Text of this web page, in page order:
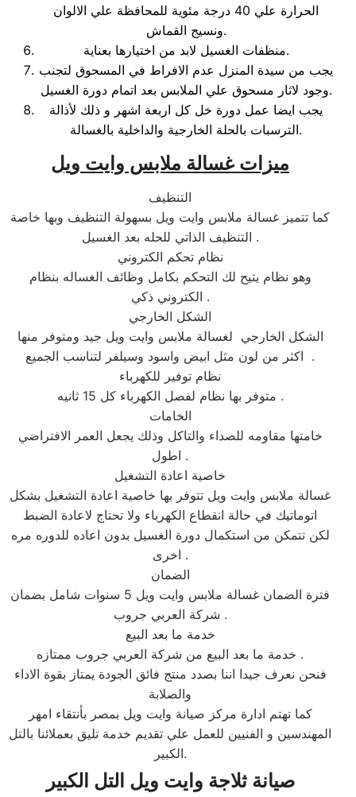
الحرارة علي 40 درجة مئوية للمحافظة علي الالوان
ونسيج القماش.
منظفات الغسيل لابد من اختيارها بعناية.
يجب من سيدة المنزل عدم الافراط في المسحوق لتجنب
وجود لاثار مسحوق علي الملابس بعد اتمام دورة الغسيل.
يجب ايضا عمل دورة خل كل اربعة اشهر و ذلك لأذالة
الترسبات بالحلة الخارجية والداخلية بالغسالة.
ميزات غسالة ملابس وايت ويل
التنظيف
كما تتميز غسالة ملابس وايت ويل بسهولة التنظيف وبها خاصة
التنظيف الذاتي للحله بعد الغسيل .
نظام تحكم الكتروني
وهو نظام يتيح لك التحكم بكامل وظائف الغساله بنظام
الكتروني ذكي .
الشكل الخارجي
الشكل الخارجي لغسالة ملابس وايت ويل جيد ومتوفر منها
اكثر من لون مثل ابيض واسود وسيلفر لتناسب الجميع .
نظام توفير للكهرباء
متوفر بها نظام لفصل الكهرباء كل 15 ثانيه .
الخامات
خامتها مقاومه للصداء والتاكل وذلك يجعل العمر الافتراضي
اطول .
خاصية اعادة التشغيل
غسالة ملابس وايت ويل تتوفر بها خاصية اعادة التشغيل بشكل
اتوماتيك في حالة انقطاع الكهرباء ولا تحتاج لاعادة الضبط
لكن تتمكن من استكمال دورة الغسيل بدون اعاده للدوره مره
اخرى .
الضمان
فترة الضمان غسالة ملابس وايت ويل 5 سنوات شامل بضمان
شركة العربي جروب .
خدمة ما بعد البيع
خدمة ما بعد البيع من شركة العربي جروب ممتازه .
فنحن نعرف جيدا اننا بصدد منتج فائق الجودة يمتاز بقوة الاداء
والصلابة
كما تهتم ادارة مركز صيانة وايت ويل بمصر بأنتقاء امهر
المهندسين و الفنيين للعمل علي تقديم خدمة تليق بعملائنا بالتل
الكبير.
صيانة ثلاجة وايت ويل التل الكبير